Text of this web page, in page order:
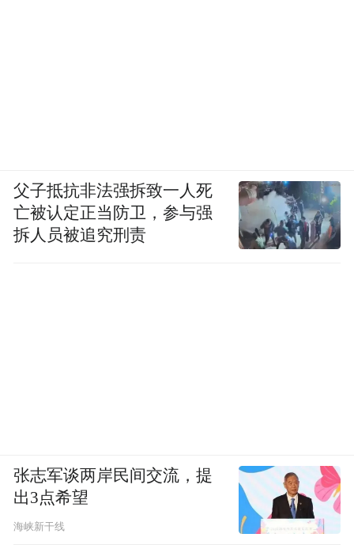
父子抵抗非法强拆致一人死
亡被认定正当防卫，参与强
拆人员被追究刑责
张志军谈两岸民间交流，提
出3点希望
海峡新干线